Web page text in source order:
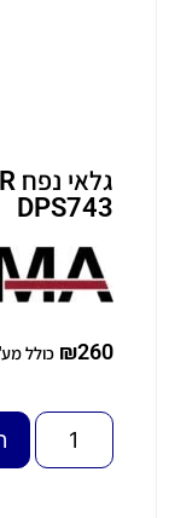
DPS743
₪260 כולל